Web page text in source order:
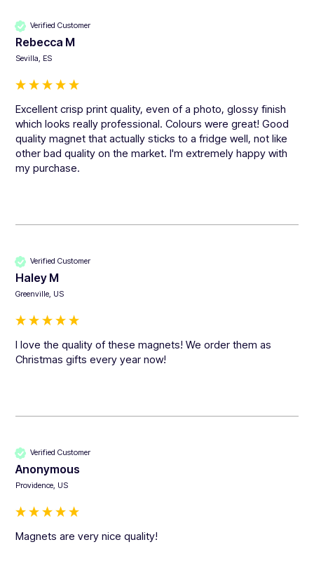
Verified Customer
Rebecca M
Sevilla, ES
Excellent crisp print quality, even of a photo, glossy finish
which looks really professional. Colours were great! Good
quality magnet that actually sticks to a fridge well, not like
other bad quality on the market. I'm extremely happy with
my purchase.
Verified Customer
Haley M
Greenville, US
I love the quality of these magnets! We order them as
Christmas gifts every year now!
Verified Customer
Anonymous
Providence, US
Magnets are very nice quality!